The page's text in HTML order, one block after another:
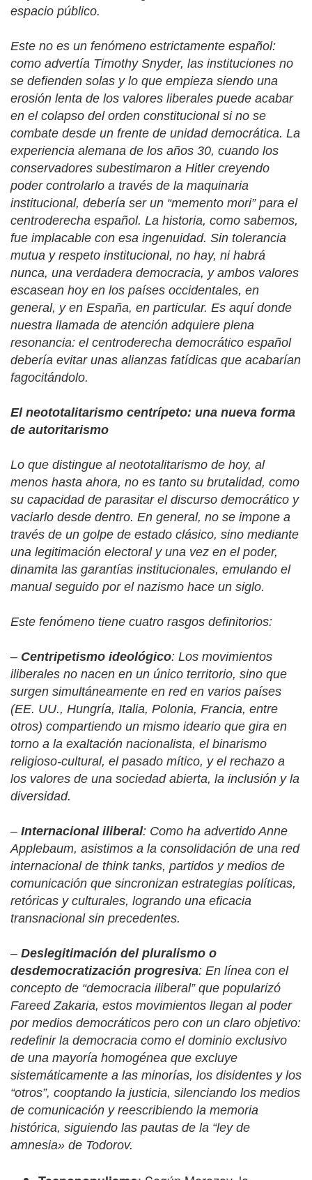
espacio público.
Este no es un fenómeno estrictamente español:
como advertía Timothy Snyder, las instituciones no
se defienden solas y lo que empieza siendo una
erosión lenta de los valores liberales puede acabar
en el colapso del orden constitucional si no se
combate desde un frente de unidad democrática. La
experiencia alemana de los años 30, cuando los
conservadores subestimaron a Hitler creyendo
poder controlarlo a través de la maquinaria
institucional, debería ser un “memento mori” para el
centroderecha español. La historia, como sabemos,
fue implacable con esa ingenuidad. Sin tolerancia
mutua y respeto institucional, no hay, ni habrá
nunca, una verdadera democracia, y ambos valores
escasean hoy en los países occidentales, en
general, y en España, en particular. Es aquí donde
nuestra llamada de atención adquiere plena
resonancia: el centroderecha democrático español
debería evitar unas alianzas fatídicas que acabarían
fagocitándolo.
El neototalitarismo centrípeto: una nueva forma
de autoritarismo
Lo que distingue al neototalitarismo de hoy, al
menos hasta ahora, no es tanto su brutalidad, como
su capacidad de parasitar el discurso democrático y
vaciarlo desde dentro. En general, no se impone a
través de un golpe de estado clásico, sino mediante
una legitimación electoral y una vez en el poder,
dinamita las garantías institucionales, emulando el
manual seguido por el nazismo hace un siglo.
Este fenómeno tiene cuatro rasgos definitorios:
– Centripetismo ideológico: Los movimientos
iliberales no nacen en un único territorio, sino que
surgen simultáneamente en red en varios países
(EE. UU., Hungría, Italia, Polonia, Francia, entre
otros) compartiendo un mismo ideario que gira en
torno a la exaltación nacionalista, el binarismo
religioso-cultural, el pasado mítico, y el rechazo a
los valores de una sociedad abierta, la inclusión y la
diversidad.
– Internacional iliberal: Como ha advertido Anne
Applebaum, asistimos a la consolidación de una red
internacional de think tanks, partidos y medios de
comunicación que sincronizan estrategias políticas,
retóricas y culturales, logrando una eficacia
transnacional sin precedentes.
– Deslegitimación del pluralismo o
desdemocratización progresiva: En línea con el
concepto de “democracia iliberal” que popularizó
Fareed Zakaria, estos movimientos llegan al poder
por medios democráticos pero con un claro objetivo:
redefinir la democracia como el dominio exclusivo
de una mayoría homogénea que excluye
sistemáticamente a las minorías, los disidentes y los
“otros”, cooptando la justicia, silenciando los medios
de comunicación y reescribiendo la memoria
histórica, siguiendo las pautas de la “ley de
amnesia» de Todorov.